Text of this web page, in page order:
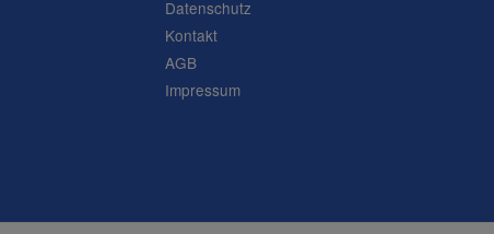
Datenschutz
Kontakt
AGB
Impressum